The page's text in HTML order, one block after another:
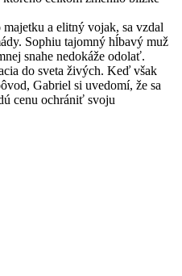
a elitný vojak, sa vzdal
Sophiu tajomný hĺbavý muž
snahe nedokáže odolať.
do sveta živých. Keď však
Gabriel si uvedomí, že sa
cenu ochrániť svoju